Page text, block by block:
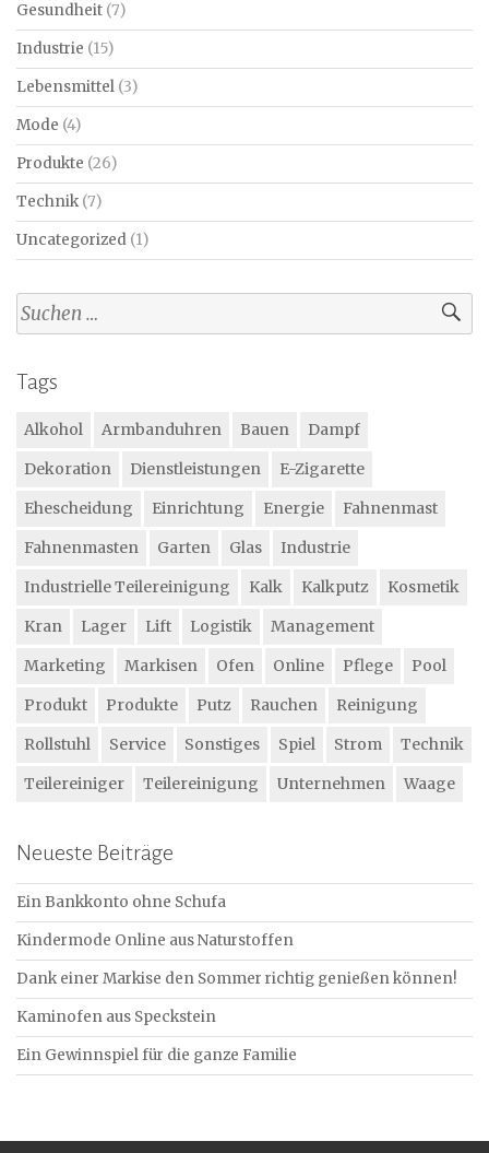
Gesundheit (7)
Industrie (15)
Lebensmittel (3)
Mode (4)
Produkte (26)
Technik(7)
Uncategorized (1)
Suchen
nach:
Tags
Alkohol Armbanduhren Bauen
Dampf
Dekoration
Dienstleistungen
E-Zigarette
Ehescheidung
Einrichtung Energie
Fahnenmast
Fahnenmasten
Garten Glas
Industrie
Industrielle Teilereinigung
Kalk Kalkputz
Kosmetik
Kran
Lager Lift Logistik
Management
Marketing
Markisen Ofen Online Pflege
Pool
Produkt
Produkte Putz Rauchen
Reinigung
Rollstuhl
Service Sonstiges Spiel Strom
Technik
Teilereiniger
Teilereinigung Unternehmen Waage
Neueste Beiträge
Ein Bankkonto ohne Schufa
Kindermode Online aus Naturstoffen
Dank einer Markise den Sommer richtig genießen können!
Kaminofen aus Speckstein
Ein Gewinnspiel für die ganze Familie